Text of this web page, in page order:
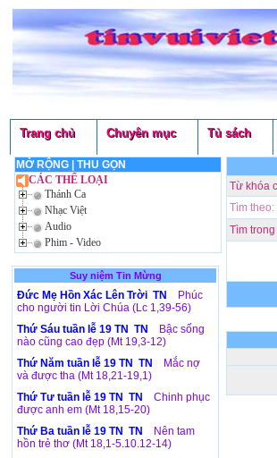
Trang chủ Chuyên mục Tủ sách
MỞ RỘNG| THU GỌN
CÁC THỂ LOẠI
Thánh Ca
Nhạc Việt
Audio
Phim - Video
Suy niệm Tin Mừng
Đức Mẹ Hồn Xác Lên Trời TN
Phúc
cho người tin Lời Chúa (Lc 1,39-56)
Thứ Sáu tuần lễ 19 TN TN
Bậc sống
nào cũng cao đẹp (Mt 19,3-12)
Thứ Năm tuần lễ 19 TN TN
Mắc nợ
và được tha (Mt 18,21-19,1)
Thứ Tư tuần lễ 19 TN TN
Chinh phục
được anh em (Mt 18,15-20)
Thứ Ba tuần lễ 19 TN TN
Nên tam
hồn trẻ thơ (Mt 18,1-5.10.12-14)
Từ khóa
Tìm theo:
Tìm